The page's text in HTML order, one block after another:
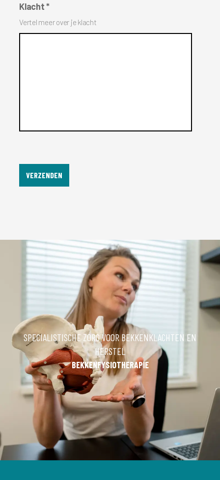
Klacht *
Vertel meer over je klacht
SPECIALISTISCHE ZORG VOOR BEKKENKLACHTEN EN
HERSTEL
BEKKENFYSIOTHERAPIE